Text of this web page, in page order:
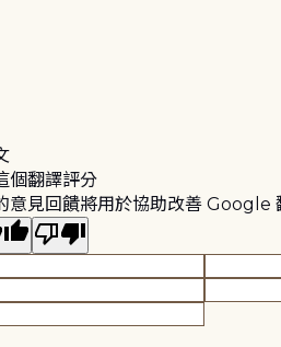
個翻譯評分
意見回饋將用於協助改善 Google